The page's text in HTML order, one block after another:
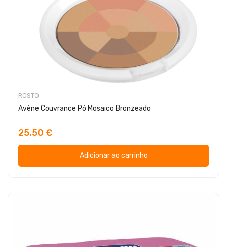
ROSTO
Avène Couvrance Pó Mosaico Bronzeado
25,50 €
Adicionar ao carrinho